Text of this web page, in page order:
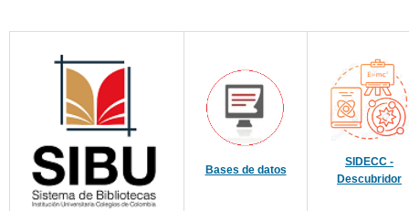
Bases de datos
SIDECC -
Descubridor